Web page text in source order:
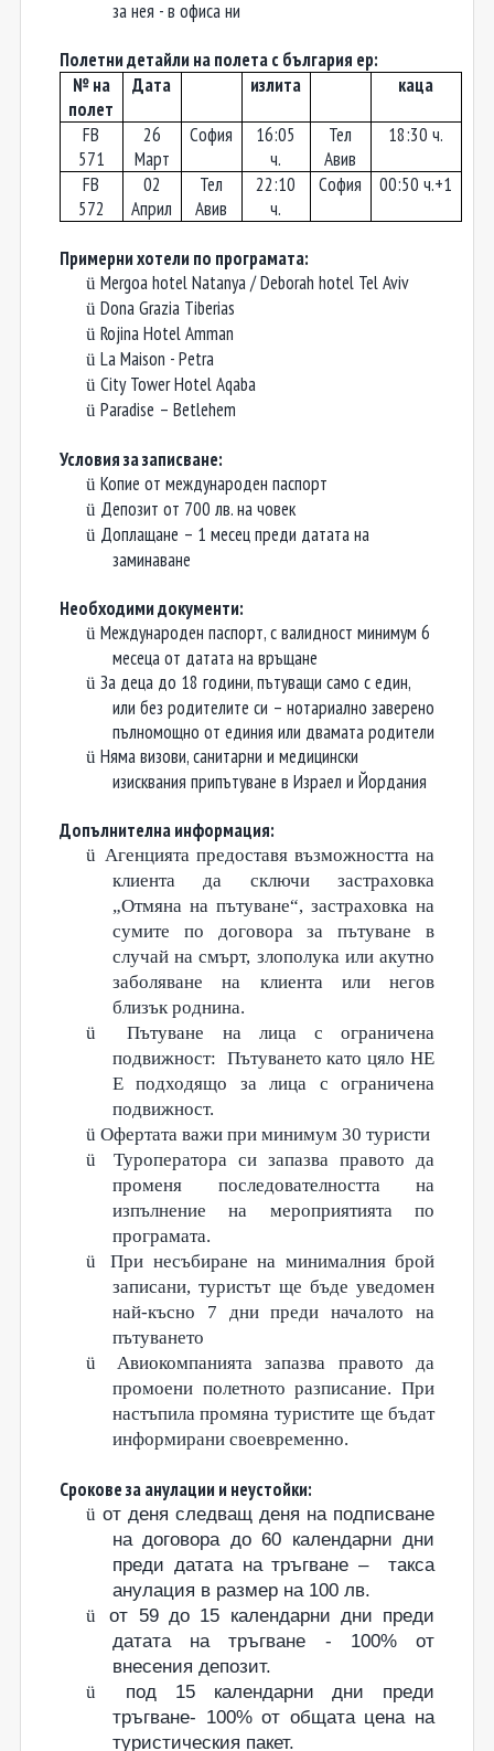
за нея - в офиса ни
Полетни детайли на полета с българия ер:
№ на
полет
Дата излита каца
FB
571
26
Март
София 16:05
ч.
Тел
Авив
18:30 ч.
FB
572
02
Април
Тел
Авив
22:10
ч.
София 00:50 ч.+1
Примерни хотели по програмата:
ü Mеrgoa hotel Natanya / Deborah hotel Tel Aviv
ü Dona Grazia Tiberias
ü Rojina Hotel Amman
ü La Maison - Petra
ü City Tower Hotel Aqaba
ü Paradise – Betlehem
Условия за записване:
ü Копие от международен паспорт
ü Депозит от 700 лв. на човек
ü Доплащане – 1 месец преди датата на
заминаване
Необходими документи:
ü Международен паспорт, с валидност минимум 6
месеца от датата на връщане
ü За деца до 18 години, пътуващи само с един,
или без родителите си – нотариално заверено
пълномощно от единия или двамата родители
ü Няма визови, санитарни и медицински
изисквания припътуване в Израел и Йордания
Допълнителна информация:
ü Агенцията предоставя възможността на
клиента да сключи застраховка
„Отмяна на пътуване“, застраховка на
сумите по договора за пътуване в
случай на смърт, злополука или акутно
заболяване на клиента или негов
близък роднина.
ü
Пътуване на лица с ограничена
подвижност: Пътуването като цяло НЕ
Е подходящо за лица с ограничена
подвижност.
ü Офертата важи при минимум 30 туристи
ü
Туроператора си запазва правото да
променя последователността на
изпълнение на мероприятията по
програмата.
ü
При несъбиране на минималния брой
записани, туристът ще бъде уведомен
най-късно 7 дни преди началото на
пътуването
ü
Авиокомпанията запазва правото да
промоени полетното разписание. При
настъпила промяна туристите ще бъдат
информирани своевременно.
Срокове за анулации и неустойки:
ü от деня следващ деня на подписване
на договора до 60 календарни дни
преди датата на тръгване – такса
анулация в размер на 100 лв.
ü
от 59 до 15 календарни дни преди
датата на тръгване - 100% от
внесения депозит.
ü
под 15 календарнидни преди
тръгване- 100% от общата цена на
туристическия пакет.